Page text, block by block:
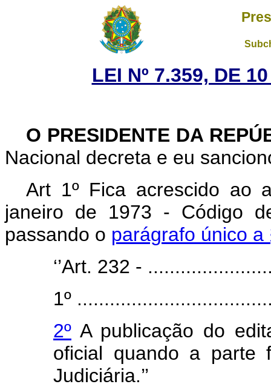
LEI Nº 7.359, DE
O PRESIDENTE DA
Nacional decreta e eu
Art 1º Fica acrescido ao
janeiro de 1973 - Código
passando o parágrafo único a
‘’Art. 232 -
1º
2º A publicação do
oficial quando a parte
Judiciária.’’